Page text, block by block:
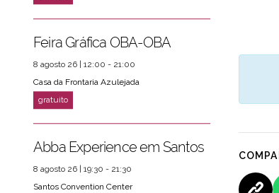
Feira Gráfica OBA-OBA
8 agosto 26 | 12:00 - 21:00
Casa da Frontaria Azulejada
Abba Experience em Santos
8 agosto 26 | 19:30 - 21:30
Santos Convention Center